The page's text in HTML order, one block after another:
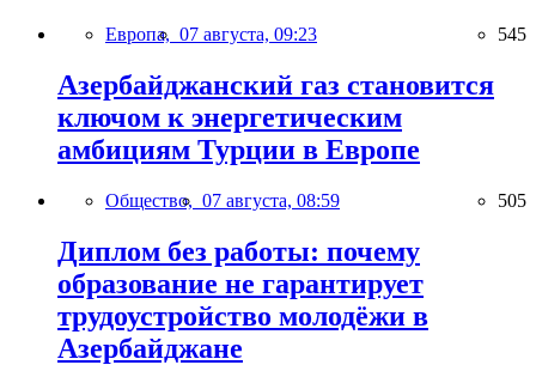
Европа, 07 августа, 09:23 545
Азербайджанский газ становится
ключом к энергетическим
амбициям Турции в Европе
Общество, 07 августа, 08:59 505
Диплом без работы: почему
образование не гарантирует
трудоустройство молодёжи в
Азербайджане